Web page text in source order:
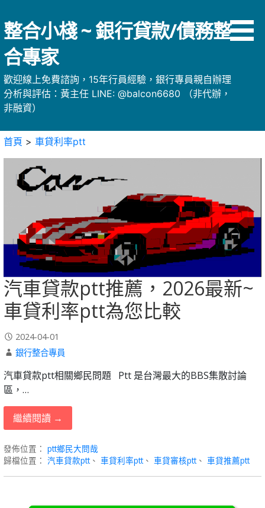
過
內
容
整合小棧 ~ 銀行貸款/債務整
合專家
歡迎線上免費諮詢，15年行員經驗，銀行專員親自辦理
分析與評估：黃主任 LINE: @balcon6680 （非代辦，
非融資）
首頁 >車貸利率ptt
汽車貸款ptt推薦，2026最新~
車貸利率ptt為您比較
2024-04-01
銀行整合專員
汽車貸款ptt相關鄉民問題 Ptt 是台灣最大的BBS集散討論
區，…
繼續閱讀 →
發佈位置：ptt鄉民大問哉
歸檔位置：汽車貸款ptt、 車貸利率ptt、 車貸審核ptt、 車貸推薦ptt